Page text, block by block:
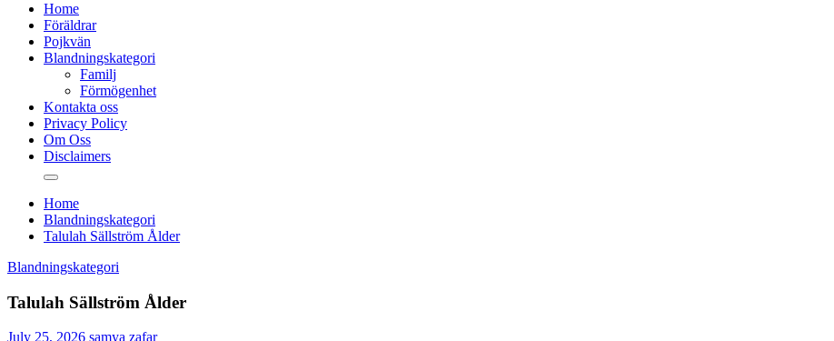
Home
Föräldrar
Pojkvän
Blandningskategori
Familj
Förmögenhet
Kontakta oss
Privacy Policy
Om Oss
Disclaimers
Home
Blandningskategori
Talulah Sällström Ålder
Blandningskategori
Talulah Sällström Ålder
July 25, 2026 samya zafar